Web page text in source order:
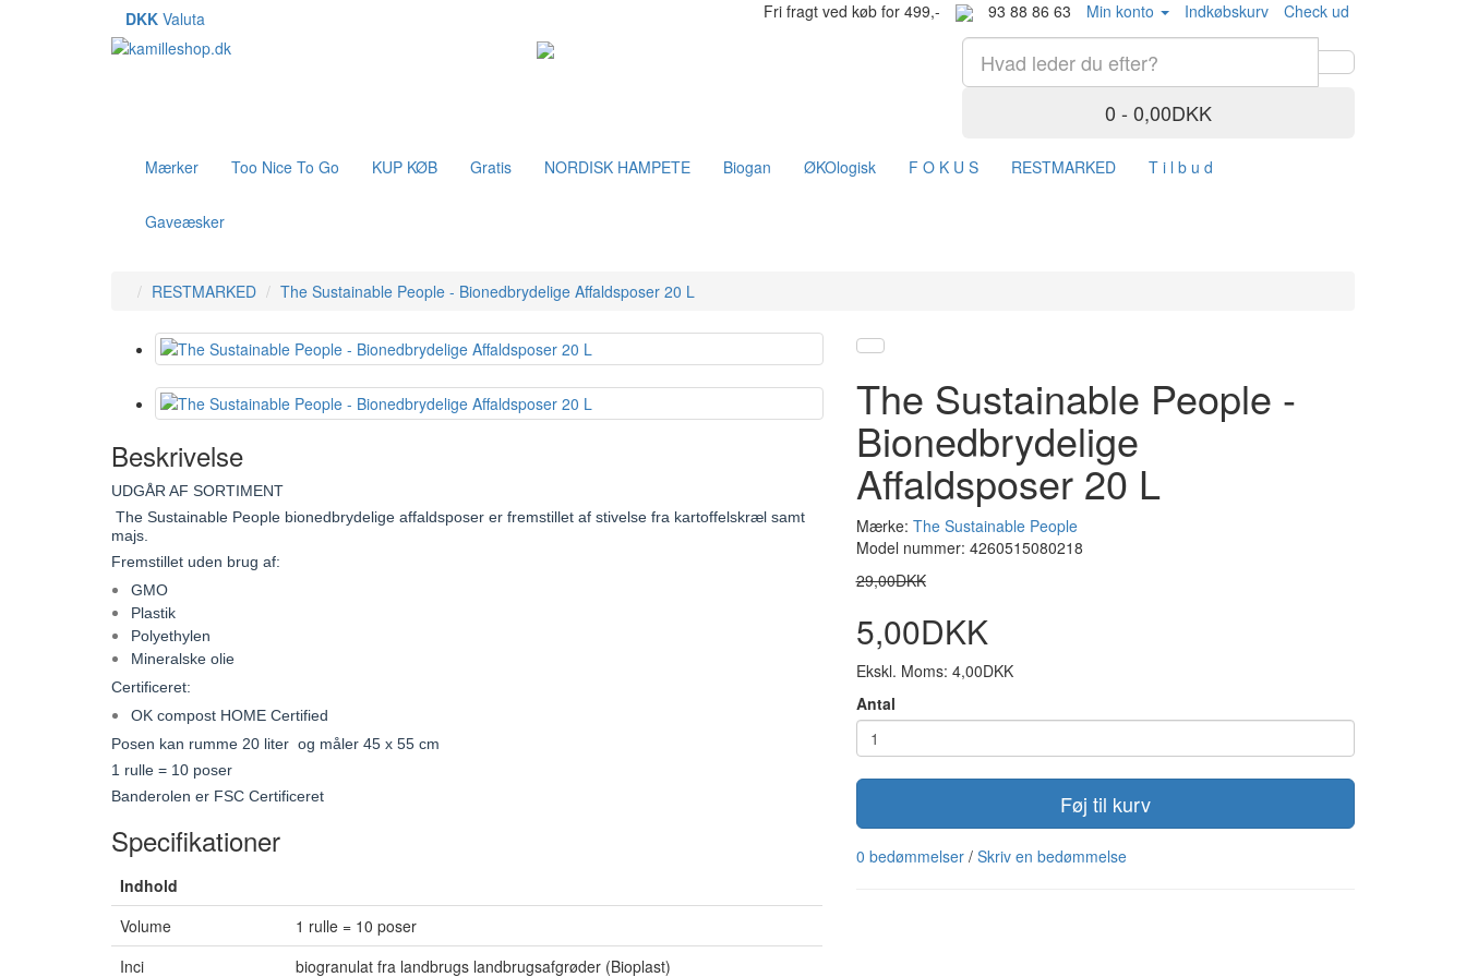
DKK Valuta Fri fragt ved køb for 499,- 93 88 86 63 Min konto Indkøbskurv Check ud
0 - 0,00DKK
Mærker Too Nice To Go KUP KØB Gratis NORDISK HAMPETE Biogan ØKOlogisk F O K U S RESTMARKED T i l b u d
Gaveæsker
RESTMARKED The Sustainable People - Bionedbrydelige Affaldsposer 20 L
Beskrivelse
UDGÅR AF SORTIMENT
The Sustainable People bionedbrydelige affaldsposer er fremstillet af stivelse fra kartoffelskræl samt
majs.
Fremstillet uden brug af:
GMO
Plastik
Polyethylen
Mineralske olie
Certificeret:
OK compost HOME Certified
Posen kan rumme 20 liter og måler 45 x 55 cm
1 rulle = 10 poser
Banderolen er FSC Certificeret
Specifikationer
Indhold
Volume
1 rulle = 10 poser
Inci
biogranulat fra landbrugs landbrugsafgrøder (Bioplast)
The Sustainable People -
Bionedbrydelige
Affaldsposer 20 L
Mærke: The Sustainable People
Model nummer: 4260515080218
29,00DKK
5,00DKK
Ekskl. Moms: 4,00DKK
Antal
Føj til kurv
0 bedømmelser/ Skriv en bedømmelse